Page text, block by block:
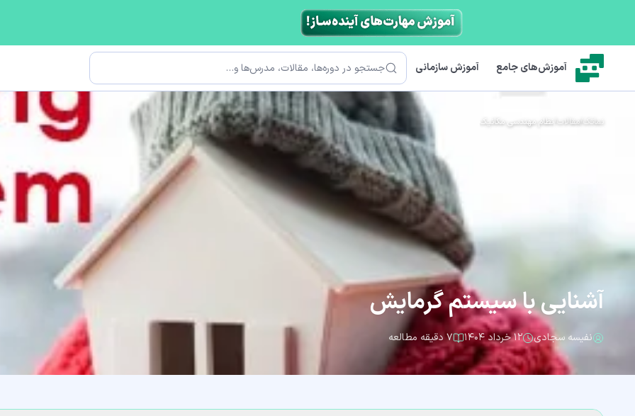
آموزش‌های جامع آموزش سازمانی جستجو
نماتک /مقالات نظام مهندسی مکانیک
آشنایی با سیستم گرمایش
نفیسه سجادی ۱۲ خرداد ۱۴۰۴ ۷ دقیقه مطالعه